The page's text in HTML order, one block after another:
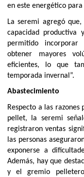
en este energético para
La seremi agregó
capacidad productiva
permitido incorporar
obtener mayores
eficientes, lo que
temporada invernal”.
Abastecimiento
Respecto a las razones
pellet, la seremi
registraron ventas
las personas
exponerse a
Además, hay que
y el gremio